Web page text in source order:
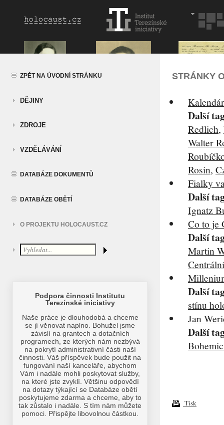
ZPĚT NA ÚVODNÍ STRÁNKU
DĚJINY
ZDROJE
VZDĚLÁVÁNÍ
DATABÁZE DOKUMENTŮ
DATABÁZE OBĚTÍ
O PROJEKTU HOLOCAUST.CZ
STRÁNKY
Další
Redlich,
Walter
Rosin,
Fialky
Další
Ignatz
Co to je
Další
Martin
Další
stínu
Jan
Další
Tisk